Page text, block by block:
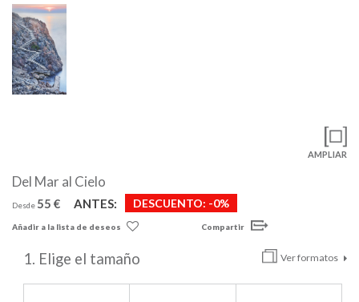
AMPLIAR
Del Mar al Cielo
Desde 55 € ANTES: DESCUENTO: -0%
Añadir a la lista de deseos Compartir
Ver formatos
1. Elige el tamaño